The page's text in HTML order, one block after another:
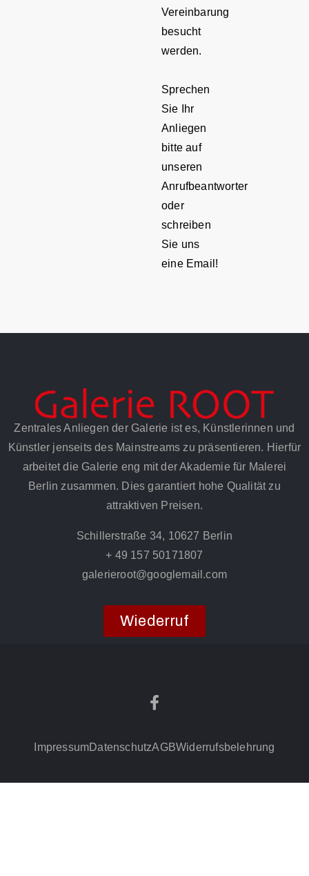
Vereinbarung
besucht
werden.
Sprechen
Sie Ihr
Anliegen
bitte auf
unseren
Anrufbeantworter
oder
schreiben
Sie uns
eine Email!
Zentrales Anliegen der Galerie ist es, Künstlerinnen und
Künstler jenseits des Mainstreams zu präsentieren. Hierfür
arbeitet die Galerie eng mit der Akademie für Malerei
Berlin zusammen. Dies garantiert hohe Qualität zu
attraktiven Preisen.
Schillerstraße 34, 10627 Berlin
+ 49 157 50171807
galerieroot@googlemail.com
Wiederruf
ImpressumDatenschutzAGBWiderrufsbelehrung